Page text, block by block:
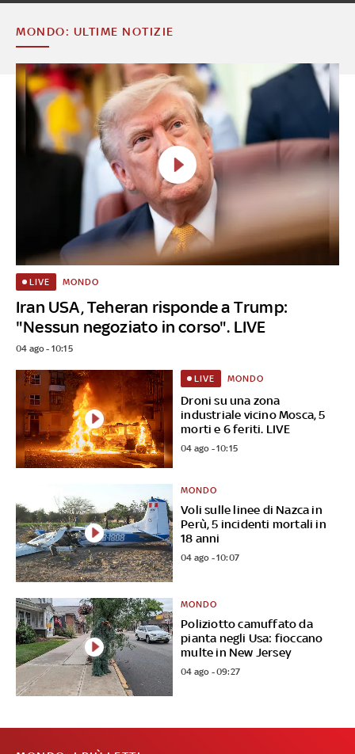
MONDO: ULTIME NOTIZIE
Iran USA, Teheran risponde a Trump:
"Nessun negoziato in corso". LIVE
LIVE MONDO
04 ago - 10:15
Droni su una zona
industriale vicino Mosca, 5
morti e 6 feriti. LIVE
LIVE MONDO
04 ago - 10:15
Voli sulle linee di Nazca in
Perù, 5 incidenti mortali in
18 anni
MONDO
04 ago - 10:07
Poliziotto camuffato da
pianta negli Usa: fioccano
multe in New Jersey
MONDO
04 ago - 09:27